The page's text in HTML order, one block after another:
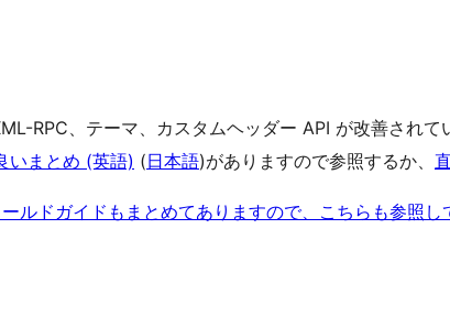
RPC、テーマ、カスタムヘッダー API が改善され
いまとめ (英語) (日本語)がありますので参照するか、
ルドガイドもまとめてありますので、こちらも参照し